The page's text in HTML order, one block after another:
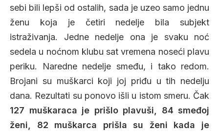
sebi bili lepši od ostalih, sada je uzeo samo jednu
ženu koja je četiri nedelje bila subjekt
istraživanja. Jedne nedelje ona je svaku noć
sedela u noćnom klubu sat vremena noseći plavu
periku. Naredne nedelje smeđu, i tako redom.
Brojani su muškarci koji joj priđu u tih nedelju
dana. Rezultati su ponovo išli u istom smeru. Čak
127 muškaraca je prišlo plavuši, 84 smeđoj
ženi, 82 muškarca prišla su ženi kada je